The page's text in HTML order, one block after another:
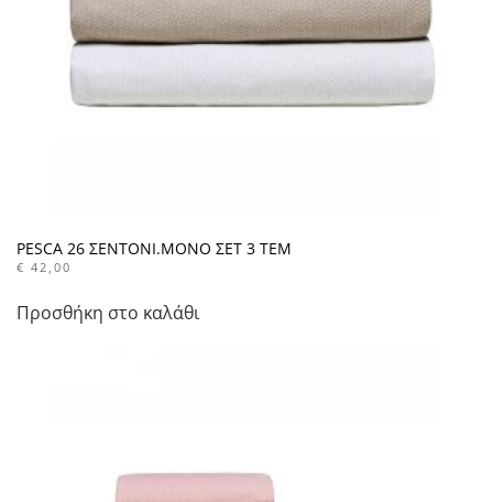
PESCA 26 ΣΕΝΤΟΝΙ.ΜΟΝΟ ΣΕΤ 3 ΤΕΜ
€ 42,00
Προσθήκη στο καλάθι